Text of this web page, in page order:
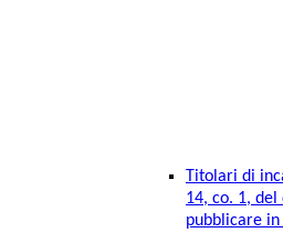
Titolari di
14, co. 1, del
pubblicare